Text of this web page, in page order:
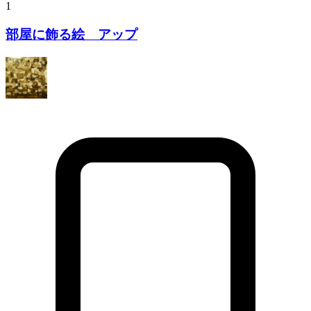
1
部屋に飾る絵 アップ